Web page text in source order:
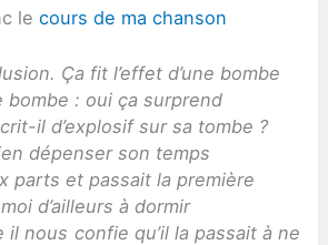
lecours de ma chanson
Ça fit l’effet d’une bombe
bombe : oui ça surprend
il d’explosif sur sa tombe ?
dépenser son temps
parts et passait la première
d’ailleurs à dormir
il nous confie qu’il la passait à ne